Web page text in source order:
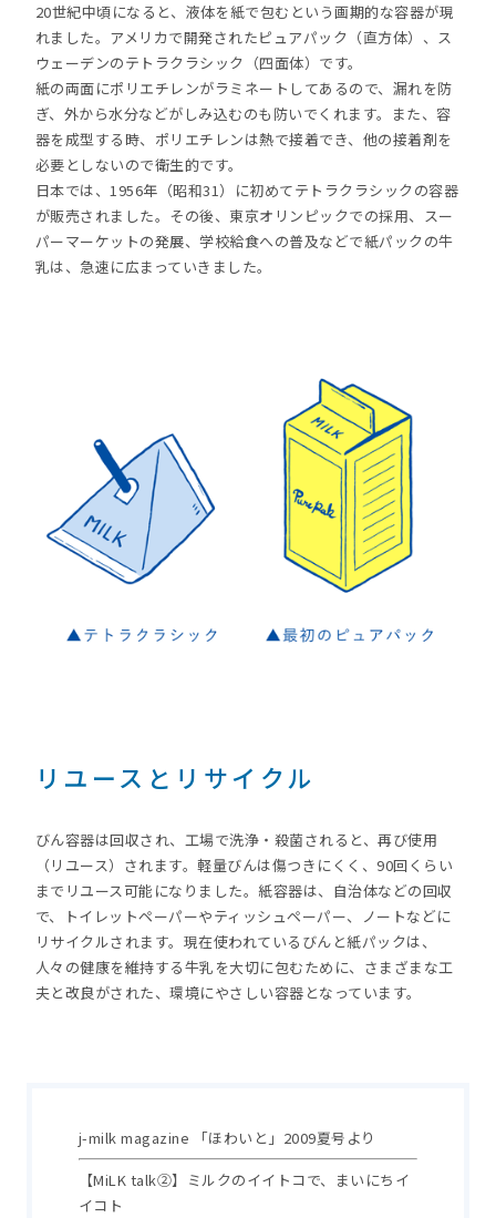
20世紀中頃になると、液体を紙で包むという画期的な容器が現
れました。アメリカで開発されたピュアパック（直方体）、ス
ウェーデンのテトラクラシック（四面体）です。
紙の両面にポリエチレンがラミネートしてあるので、漏れを防
ぎ、外から水分などがしみ込むのも防いでくれます。また、容
器を成型する時、ポリエチレンは熱で接着でき、他の接着剤を
必要としないので衛生的です。
日本では、1956年（昭和31）に初めてテトラクラシックの容器
が販売されました。その後、東京オリンピックでの採用、スー
パーマーケットの発展、学校給食への普及などで紙パックの牛
乳は、急速に広まっていきました。
リユースとリサイクル
びん容器は回収され、工場で洗浄・殺菌されると、再び使用
（リユース）されます。軽量びんは傷つきにくく、90回くらい
までリユース可能になりました。紙容器は、自治体などの回収
で、トイレットペーパーやティッシュペーパー、ノートなどに
リサイクルされます。現在使われているびんと紙パックは、
人々の健康を維持する牛乳を大切に包むために、さまざまな工
夫と改良がされた、環境にやさしい容器となっています。
j-milk magazine 「ほわいと」2009夏号より
【MiLK talk②】ミルクのイイトコで、まいにちイ
イコト